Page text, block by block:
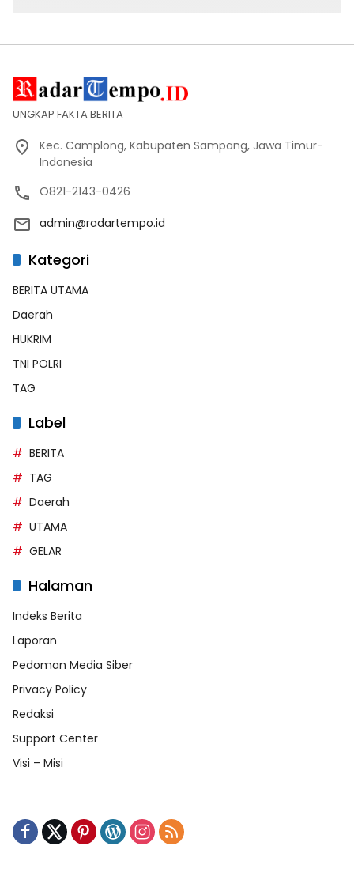
UNGKAP FAKTA BERITA
Kec. Camplong, Kabupaten Sampang, Jawa Timur-
Indonesia
O821-2143-0426
admin@radartempo.id
Kategori
BERITA UTAMA
Daerah
HUKRIM
TNI POLRI
TAG
Label
BERITA
TAG
Daerah
UTAMA
GELAR
Halaman
Indeks Berita
Laporan
Pedoman Media Siber
Privacy Policy
Redaksi
Support Center
Visi – Misi